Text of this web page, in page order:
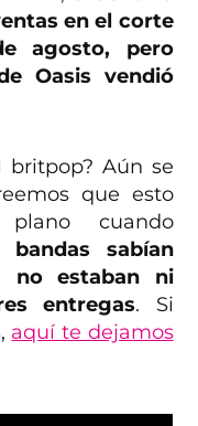
en el corte
agosto, pero
Oasis vendió
britpop? Aún se
que esto
cuando
bandas sabían
no estaban ni
entregas. Si
aquí te dejamos